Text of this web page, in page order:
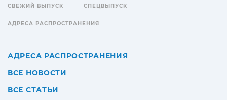
СВЕЖИЙ ВЫПУСК СПЕЦВЫПУСК
АДРЕСА РАСПРОСТРАНЕНИЯ
АДРЕСА РАСПРОСТРАНЕНИЯ
ВСЕ НОВОСТИ
ВСЕ СТАТЬИ